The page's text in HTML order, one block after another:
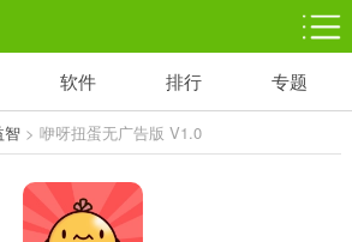
休闲益智
1万+款游戏
体育竞技
5百+款游戏
赛车竞速
3百+款游戏
软件 排行 专题
智> 咿呀扭蛋无广告版 V1.0